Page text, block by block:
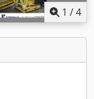
1 /4